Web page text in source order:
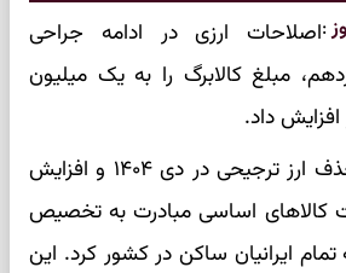
:اصلاحات ارزی در ادامه جراحی
مبلغ کالابرگ را به یک میلیون
داد.
دولت چهاردهم با حذف ارز ترجیحی در دی ۱۴۰۴ و افزایش
کالاهای اساسی مبادرت به تخصیص
تمام ایرانیان ساکن در کشور کرد. این